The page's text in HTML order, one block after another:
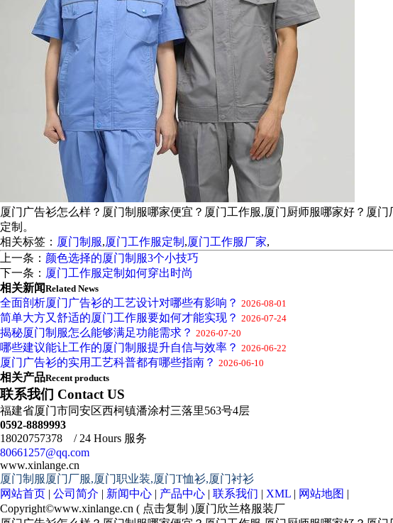
厦门广告衫怎么样？厦门制服哪家便宜？厦门工作服,厦门厨师服哪家好？厦
定制。
相关标签： 厦门制服,厦门工作服定制 ,厦门工作服厂家,
上一条： 颜色选择的厦门制服3个小技巧
下一条： 厦门工作服定制如何穿出时尚
相关新闻Related News
全面剖析厦门广告衫的工艺设计对哪些有影响？ 2026-08-01
简单大方又舒适的厦门工作服要如何才能实现？ 2026-07-24
揭秘厦门制服怎么能够满足功能需求？ 2026-07-20
哪些建议能让工作的厦门制服提升自信与效率？ 2026-06-22
厦门广告衫的实用工艺科普都有哪些指南？ 2026-06-10
相关产品Recent products
联系我们 Contact US
福建省厦门市同安区西柯镇潘涂村三落里563号4层
0592-8889993
18020757378 / 24 Hours 服务
80661257@qq.com
www.xinlange.cn
厦门制服厦门厂服,厦门职业装,厦门T恤衫,厦门衬衫
网站首页 | 公司简介 | 新闻中心 | 产品中心 | 联系我们 | XML | 网站地图 |
Copyright©www.xinlange.cn ( 点击复制 )厦门欣兰格服装厂